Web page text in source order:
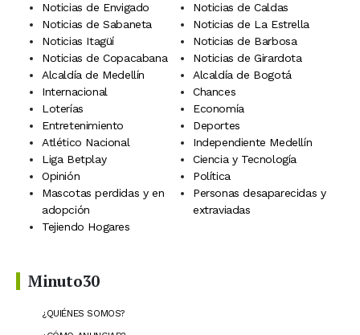
Noticias de Envigado
Noticias de Caldas
Noticias de Sabaneta
Noticias de La Estrella
Noticias Itagüí
Noticias de Barbosa
Noticias de Copacabana
Noticias de Girardota
Alcaldía de Medellín
Alcaldía de Bogotá
Internacional
Chances
Loterías
Economía
Entretenimiento
Deportes
Atlético Nacional
Independiente Medellín
Liga Betplay
Ciencia y Tecnología
Opinión
Política
Mascotas perdidas y en
adopción
Personas desaparecidas y
extraviadas
Tejiendo Hogares
Minuto30
¿QUIÉNES SOMOS?